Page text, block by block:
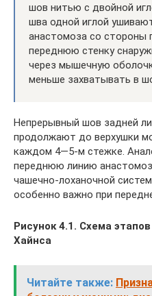
шов нитью с двойной
шва одной иглой
анастомоза со стороны
переднюю стенку
через мышечную
меньше захватывать в
Непрерывный шов задней
продолжают до верхушки
каждом 4—5-м стежке.
переднюю линию
чашечно-лоханочной
особенно важно при
Рисунок 4.1. Схема
Хайнса
Читайте также: